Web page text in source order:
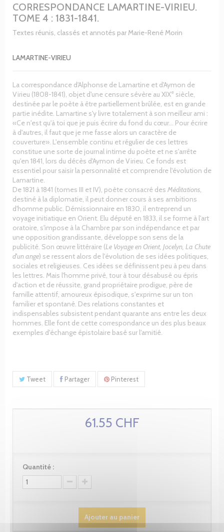
CORRESPONDANCE LAMARTINE-VIRIEU.
TOME 4 : 1831-1841.
Textes réunis, classés et annotés par Marie-René Morin
LAMARTINE-VIRIEU
La correspondance d'Alphonse de Lamartine et d'Aymon de
Virieu (1808-1841), objet d'une censure sévère au XIXe siècle,
destinée par le poète à être partiellement brûlée, est en grande
partie inédite. Lamartine s'y livre totalement à son meilleur ami :
«Ce n'est qu'à toi que je puis écrire du fond du cœur... Pour écrire
à d'autres, il faut que je me fasse alors un caractère de
couverture». L'ensemble continu et régulier de ces lettres
constitue une sorte de journal intime du poète et ne s'arrête
qu'en 1841, lors du décès d'Aymon de Virieu. Ce fonds est
essentiel pour saisir la personnalité et comprendre l'évolution de
Lamartine.
De 1821 à 1841 (tomes III et IV), poète consacré des Méditations
destiné à la diplomatie, il peut donner cours à ses ambitions
d'homme public. Démissionnaire en 1830, il entreprend un
voyage initiatique en Orient. Elu député en 1833, il se forme à l'art
oratoire, s'impose à la Chambre par son indépendance et par
une opposition grandissante, développe son sens de la
publicité. Son œuvre littéraire (Le Voyage en Orient, Jocelyn, La Chute
d'un ange) se ressent alors de l'évolution de ses idées politiques,
sociales et religieuses. Ces idées se définissent peu à peu dans
les lettres. Mais l'homme privé, tour à tour désabusé ou épris
d'action et de réussite, grand propriétaire prodigue, père de
famille attentif, amoureux épisodique, s'exprime sur un ton
familier et spontané. Des relations constantes et
indispensables subsistent pendant quarante ans entre les deux
hommes. Elle font de cette correspondance un des plus beaux
exemples d'échange épistolaire basé sur l'amitié.
Tweet Partager Pinterest
61.55 CHF
Quantité :
Ajouter au panier